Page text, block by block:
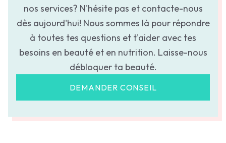
nos services? N'hésite pas et contacte-nous
dès aujourd'hui! Nous sommes là pour répondre
à toutes tes questions et t'aider avec tes
besoins en beauté et en nutrition. Laisse-nous
débloquer ta beauté.
DEMANDER CONSEIL